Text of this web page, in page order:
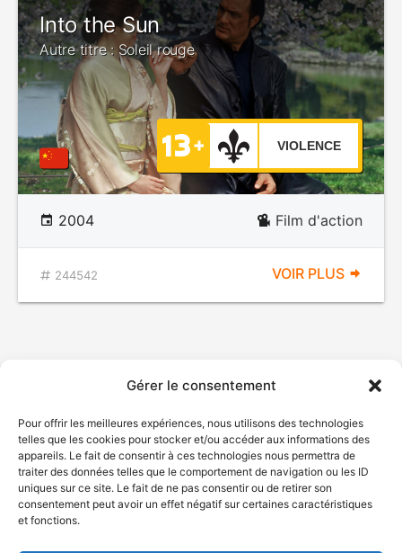
Gérer le consentement
Pour offrir les meilleures expériences, nous utilisons des technologies
telles que les cookies pour stocker et/ou accéder aux informations des
appareils. Le fait de consentir à ces technologies nous permettra de
traiter des données telles que le comportement de navigation ou les ID
uniques sur ce site. Le fait de ne pas consentir ou de retirer son
consentement peut avoir un effet négatif sur certaines caractéristiques
et fonctions.
Into the Sun
Autre titre : Soleil rouge
VIOLENCE
2004 Film d'action
244542 VOIR PLUS